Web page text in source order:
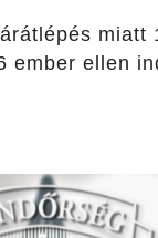
miatt
ember ellen